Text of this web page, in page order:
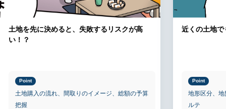
土地を先に決めると、失敗するリスクが高
い！？
Point
土地購入の流れ、間取りのイメージ、総額の予算
把握
近くの土地
Point
地形区分、
ルテ